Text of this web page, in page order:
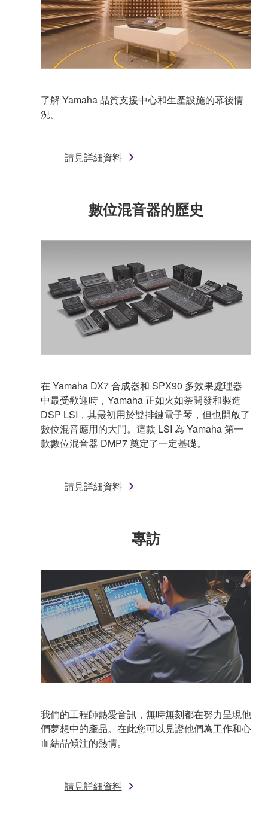
了解 Yamaha 品質支援中心和生產設施的幕後情
況。
請見詳細資料
數位混音器的歷史
在 Yamaha DX7 合成器和 SPX90 多效果處理器
中最受歡迎時，Yamaha 正如火如荼開發和製造
DSP LSI，其最初用於雙排鍵電子琴，但也開啟了
數位混音應用的大門。這款 LSI 為 Yamaha 第一
款數位混音器 DMP7 奠定了一定基礎。
請見詳細資料
專訪
我們的工程師熱愛音訊，無時無刻都在努力呈現他
們夢想中的產品。在此您可以見證他們為工作和心
血結晶傾注的熱情。
請見詳細資料